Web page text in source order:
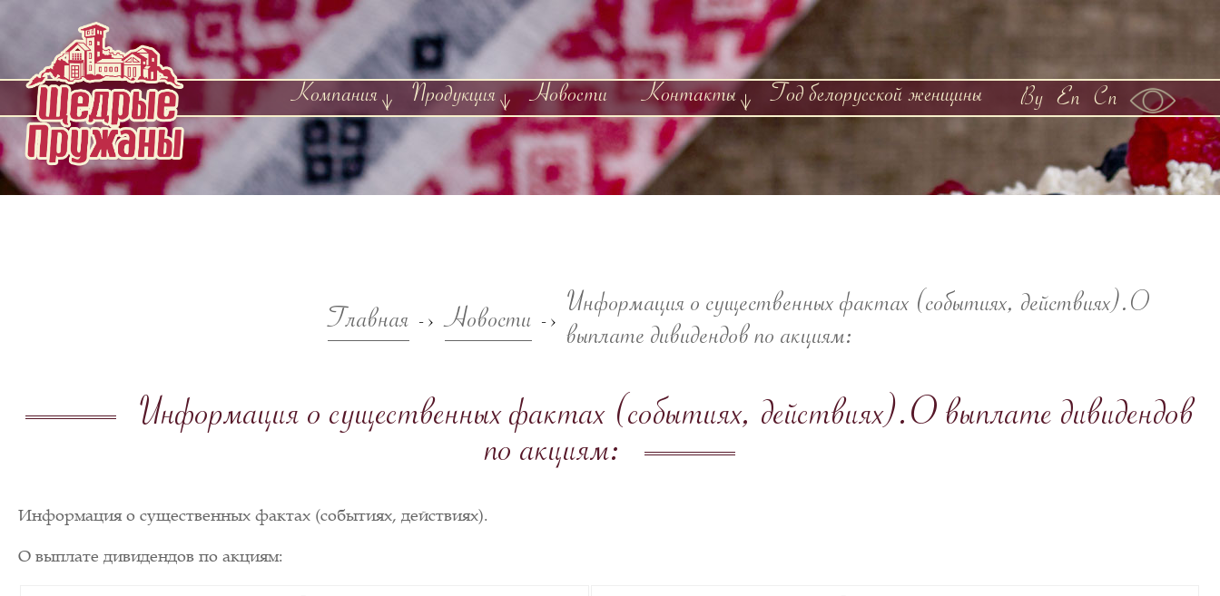
Компания Продукция Новости Контакты Год белорусской женщины By En Cn
Главная -> Новости -> Информация о существенных фактах (событиях, действиях).О
выплате дивидендов по акциям:
Информация о существенных фактах (событиях, действиях).О выплате дивидендов
по акциям:
Информация о существенных фактах (событиях, действиях).
О выплате дивидендов по акциям: